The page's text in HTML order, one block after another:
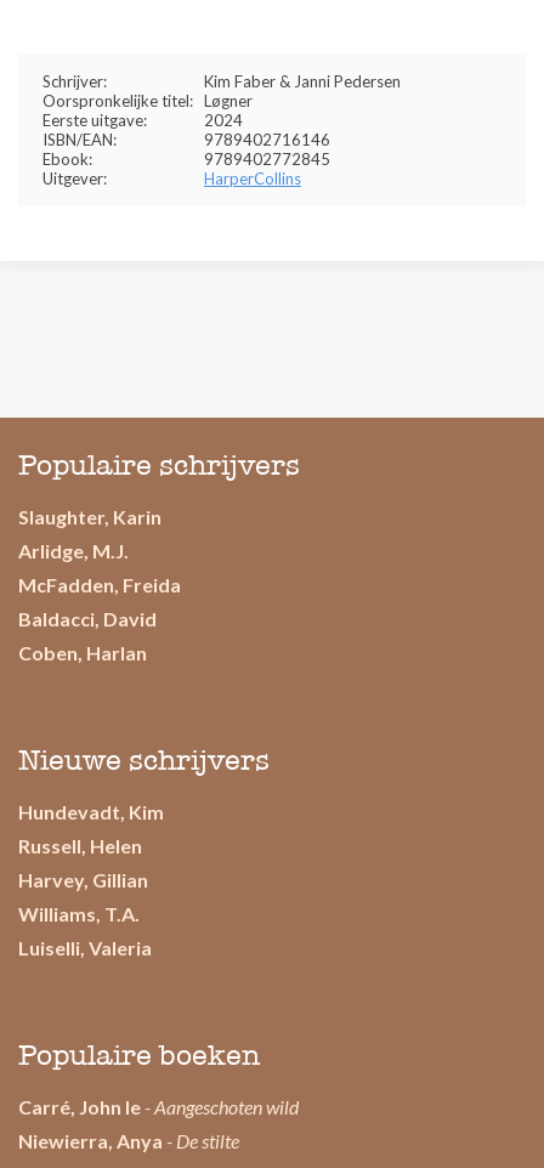
Schrijver:
Kim Faber & Janni Pedersen
Oorspronkelijke titel: Løgner
Eerste uitgave:
2024
ISBN/EAN:
9789402716146
Ebook:
9789402772845
Uitgever:
HarperCollins
Populaire schrijvers
Slaughter, Karin
Arlidge, M.J.
McFadden, Freida
Baldacci, David
Coben, Harlan
Nieuwe schrijvers
Hundevadt, Kim
Russell, Helen
Harvey, Gillian
Williams, T.A.
Luiselli, Valeria
Populaire boeken
Carré, John le - Aangeschoten wild
Niewierra, Anya - De stilte